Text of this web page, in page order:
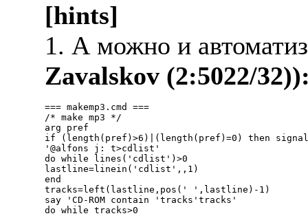
[hints]
1. А можно и
Zavalskov (2:5022/
=== makemp3.cmd ===
/* make mp3 */
arg pref
if (length(pref)>6)|(length(pref)=0) then
'@alfons j: t>cdlist'
do while lines('cdlist')>0
lastline=linein('cdlist',,1)
end
tracks=left(lastline,pos(' ',lastline)-1)
say 'CD-ROM contain 'tracks'tracks'
do while tracks>0